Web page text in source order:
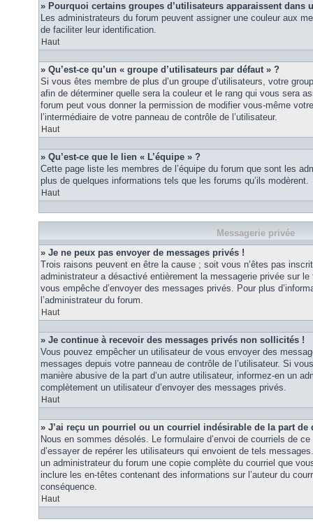
» Pourquoi certains groupes d’utilisateurs apparaissent dans
Les administrateurs du forum peuvent assigner une couleur aux
de faciliter leur identification.
Haut
» Qu’est-ce qu’un « groupe d’utilisateurs par défaut » ?
Si vous êtes membre de plus d’un groupe d’utilisateurs, votre
afin de déterminer quelle sera la couleur et le rang qui vous sera
forum peut vous donner la permission de modifier vous-même
l’intermédiaire de votre panneau de contrôle de l’utilisateur.
Haut
» Qu’est-ce que le lien « L’équipe » ?
Cette page liste les membres de l’équipe du forum que sont les
plus de quelques informations tels que les forums qu’ils modèrent.
Haut
Messagerie privée
» Je ne peux pas envoyer de messages privés !
Trois raisons peuvent en être la cause ; soit vous n’êtes pas
administrateur a désactivé entièrement la messagerie privée sur
vous empêche d’envoyer des messages privés. Pour plus
l’administrateur du forum.
Haut
» Je continue à recevoir des messages privés non sollicités !
Vous pouvez empêcher un utilisateur de vous envoyer des
messages depuis votre panneau de contrôle de l’utilisateur. Si
manière abusive de la part d’un autre utilisateur, informez-en un
complètement un utilisateur d’envoyer des messages privés.
Haut
» J’ai reçu un pourriel ou un courriel indésirable de la part de
Nous en sommes désolés. Le formulaire d’envoi de courriels de
d’essayer de repérer les utilisateurs qui envoient de tels
un administrateur du forum une copie complète du courriel que
inclure les en-têtes contenant des informations sur l’auteur du
conséquence.
Haut